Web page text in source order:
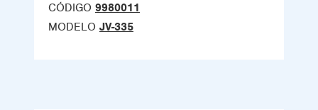
CÓDIGO 9980011
MODELO JV-335